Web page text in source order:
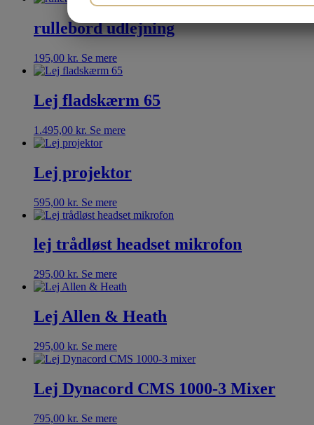
rullebord udlejning
195,00 kr. Se mere
Lej fladskærm 65
1.495,00 kr. Se mere
Lej projektor
595,00 kr. Se mere
lej trådløst headset mikrofon
295,00 kr. Se mere
Lej Allen & Heath
295,00 kr. Se mere
Lej Dynacord CMS 1000-3 Mixer
795,00 kr. Se mere
MARKETING